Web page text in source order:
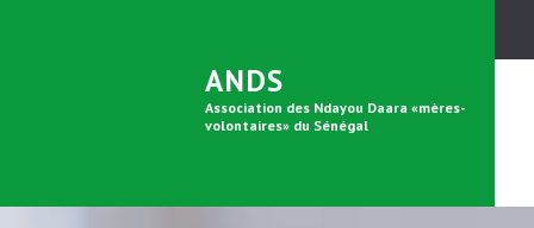
ANDS
Association des Ndayou Daara «mères-
volontaires» du Sénégal